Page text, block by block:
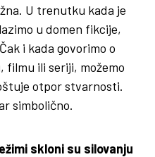
U trenutku kada je
u domen fikcije,
i kada govorimo o
filmu ili seriji, možemo
otpor stvarnosti.
simbolično.
skloni su silovanju